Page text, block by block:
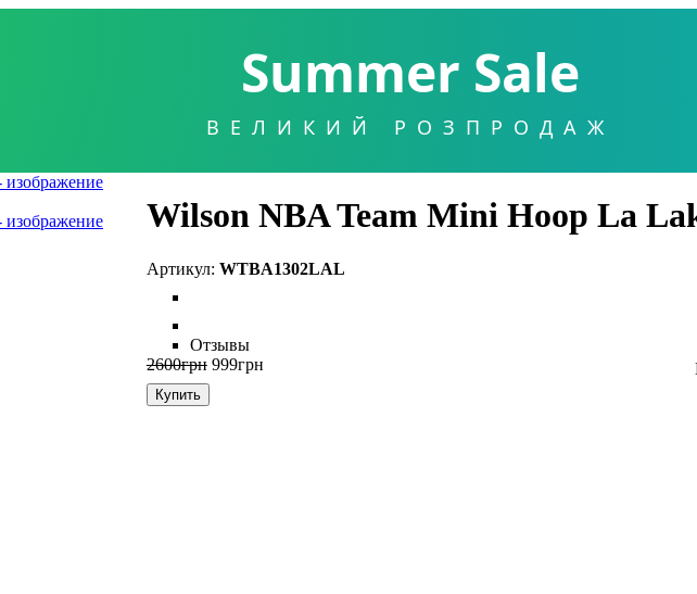
Summer Sale
ВЕЛИКИЙ РОЗПРОДАЖ
Wilson NBA Team Mini Hoop La
WTBA1302LAL
Отзывы
2600грн 999грн
Купить